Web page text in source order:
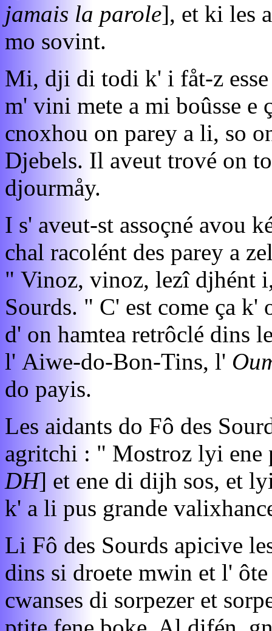
jamais la parole], et ki les
mo sovint.
Mi, dji di todi k' i fåt-z
m' vini mete a mi boûsse
cnoxhou on parey a li, so
Djebels. Il aveut trové on
djourmåy.
I s' aveut-st assoçné avou
chal racolént des parey a
" Vinoz, vinoz, lezî djhént
Sourds. " C' est come ça
d' on hamtea retrôclé dins
l' Aiwe-do-Bon-Tins, l'
do payis.
Les aidants do Fô des
agritchi : " Mostroz lyi ene
DH] et ene di dijh sos, et
k' a li pus grande
Li Fô des Sourds apicive
dins si droete mwin et l'
cwanses di sorpezer et